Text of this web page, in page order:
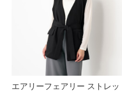
エアリーフェアリー ストレッ